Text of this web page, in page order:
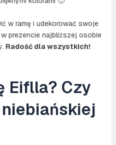
w ramę i udekorować swoje
prezencie najbliższej osobie
Radość dla wszystkich!
Eiflla? Czy